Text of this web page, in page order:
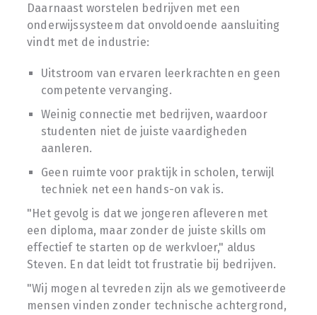
Daarnaast worstelen bedrijven met een
onderwijssysteem dat onvoldoende aansluiting
vindt met de industrie:
Uitstroom van ervaren leerkrachten en geen
competente vervanging.
Weinig connectie met bedrijven, waardoor
studenten niet de juiste vaardigheden
aanleren.
Geen ruimte voor praktijk in scholen, terwijl
techniek net een hands-on vak is.
"Het gevolg is dat we jongeren afleveren met
een diploma, maar zonder de juiste skills om
effectief te starten op de werkvloer," aldus
Steven. En dat leidt tot frustratie bij bedrijven.
"Wij mogen al tevreden zijn als we gemotiveerde
mensen vinden zonder technische achtergrond,